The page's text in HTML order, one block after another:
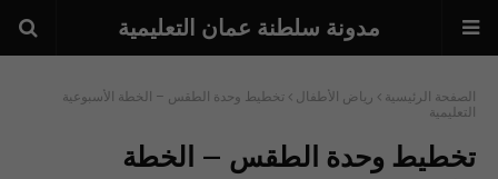
مدونة سلطنة عمان التعليمية
الصفحة الرئيسية رياض الأطفال
تخطيط وحدة الطقس – الخطة الأسبوعية
التعليمية
تخطيط وحدة الطقس – الخطة